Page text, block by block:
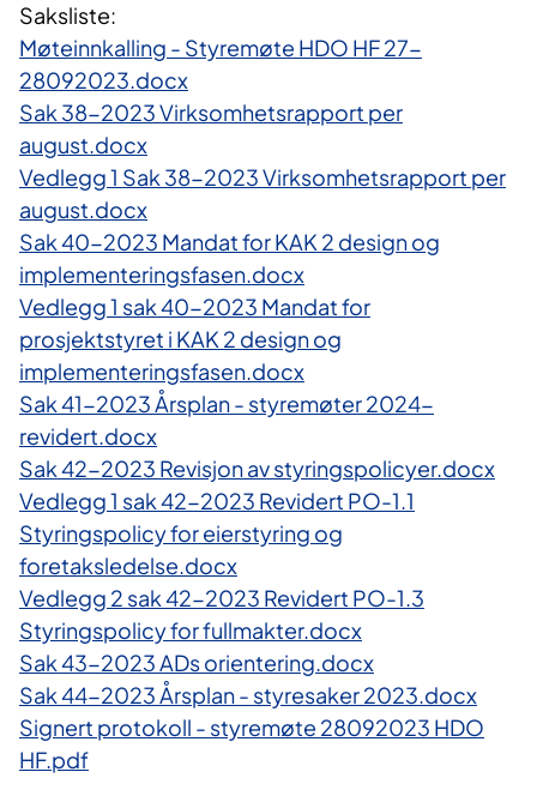
Saksliste:
Møteinnkalling - Styremøte HDO HF 27-
28092023.docx
Sak 38-2023 Virksomhetsrapport per
august.docx
Vedlegg 1 Sak 38-2023 Virksomhetsrapport per
august.docx
Sak 40-2023 Mandat for KAK 2 design og
implementeringsfasen.docx
Vedlegg 1 sak 40-2023 Mandat for
prosjektstyret i KAK 2 design og
implementeringsfasen.docx
Sak 41-2023 Årsplan - styremøter 2024-
revidert.docx
Sak 42-2023 Revisjon av styringspolicyer.docx
Vedlegg 1 sak 42-2023 Revidert PO-1.1
Styringspolicy for eierstyring og
foretaksledelse.docx
Vedlegg 2 sak 42-2023 Revidert PO-1.3
Styringspolicy for fullmakter.docx
Sak 43-2023 ADs orientering.docx
Sak 44-2023 Årsplan - styresaker 2023.docx
Signert protokoll - styremøte 28092023 HDO
HF.pdf